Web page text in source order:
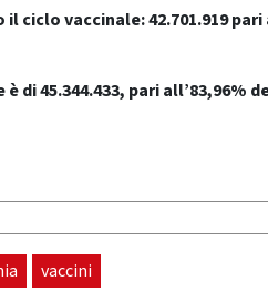
vaccinale: 42.701.919
45.344.433, pari all’83,96%
vaccini